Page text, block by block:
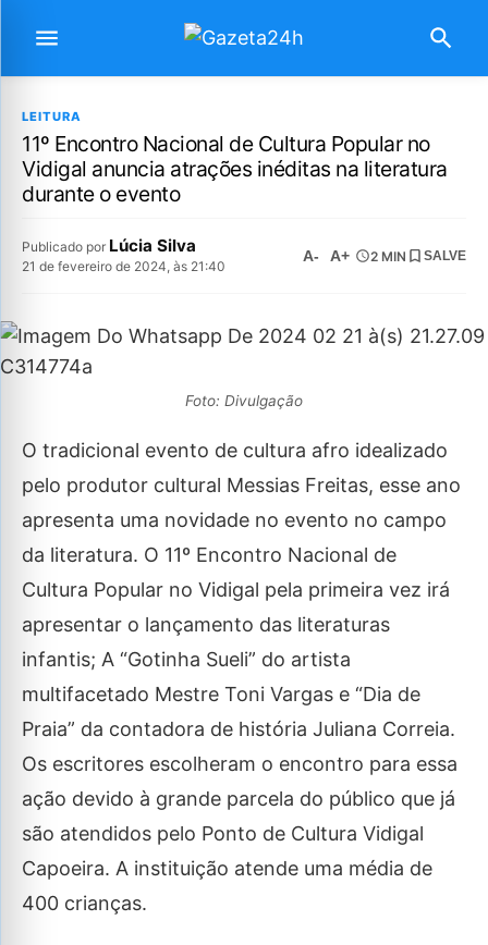
LEITURA
11º Encontro Nacional de Cultura Popular no
Vidigal anuncia atrações inéditas na literatura
durante o evento
Publicado por Lúcia Silva
21 de fevereiro de 2024, às 21:40
A- A+ 2 MIN SALVE
Foto: Divulgação
O tradicional evento de cultura afro idealizado
pelo produtor cultural Messias Freitas, esse ano
apresenta uma novidade no evento no campo
da literatura. O 11º Encontro Nacional de
Cultura Popular no Vidigal pela primeira vez irá
apresentar o lançamento das literaturas
infantis; A “Gotinha Sueli” do artista
multifacetado Mestre Toni Vargas e “Dia de
Praia” da contadora de história Juliana Correia.
Os escritores escolheram o encontro para essa
ação devido à grande parcela do público que já
são atendidos pelo Ponto de Cultura Vidigal
Capoeira. A instituição atende uma média de
400 crianças.